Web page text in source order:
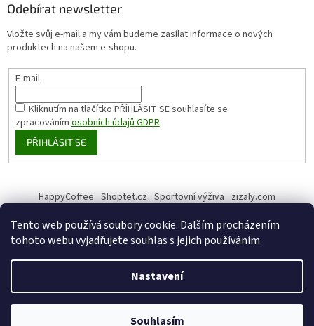
Tento web používá soubory cookie. Dalším procházením
tohoto webu vyjadřujete souhlas s jejich používáním.
Nastavení
Souhlasím
Odebírat newsletter
Vložte svůj e-mail a my vám budeme zasílat informace o nových
produktech na našem e-shopu.
E-mail
Kliknutím na tlačítko PŘÍHLÁSIT SEsouhlasíte se
zpracovánímosobních údajů GDPR.
PŘIHLÁSIT SE
HappyCoffee Shoptet.cz Sportovní výživa zizaly.com
Copyright 2026HappyHemp. Všechna práva vyhrazena.Upravit
nastavení cookies